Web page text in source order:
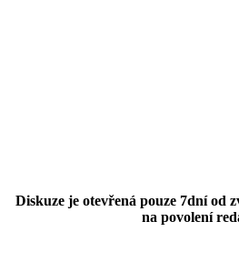
Diskuze je otevřená pouze 7dní od
na povolení